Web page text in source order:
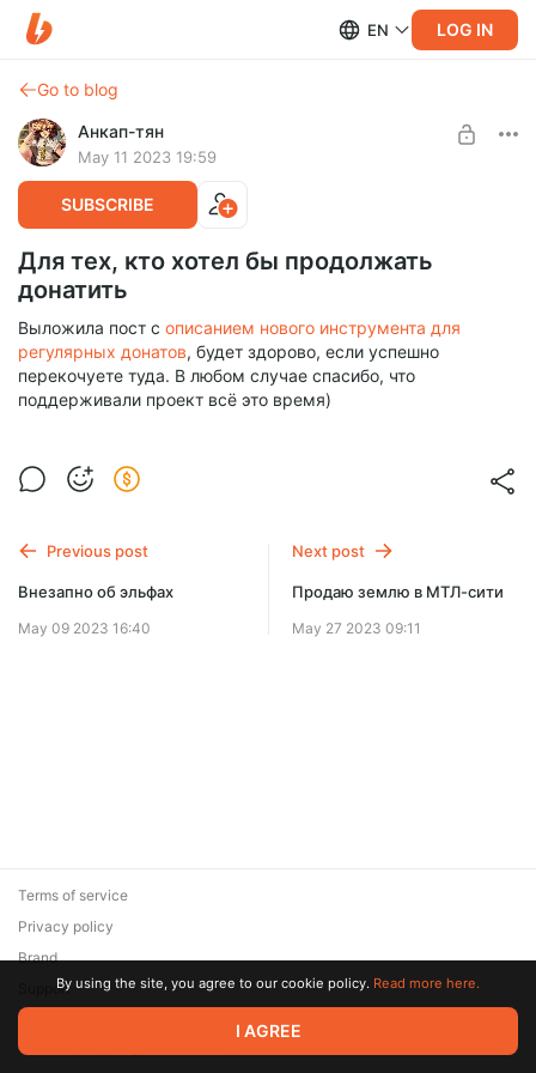
EN LOG IN
Go to blog
Анкап-тян
May 11 2023 19:59
SUBSCRIBE
Для тех, кто хотел бы продолжать
донатить
Выложила пост с описанием нового инструмента для
регулярных донатов, будет здорово, если успешно
перекочуете туда. В любом случае спасибо, что
поддерживали проект всё это время)
Previous post
Внезапно об эльфах
May 09 2023 16:40
Next post
Продаю землю в МТЛ-сити
May 27 2023 09:11
© 2026 Zaya Solutions Limited. All rights reserved. All trademarks
are the property of their respective owners.
Terms of service
Privacy policy
Brand
SupportBy using the site, you agree to our cookie policy. Read more here.
I AGREE